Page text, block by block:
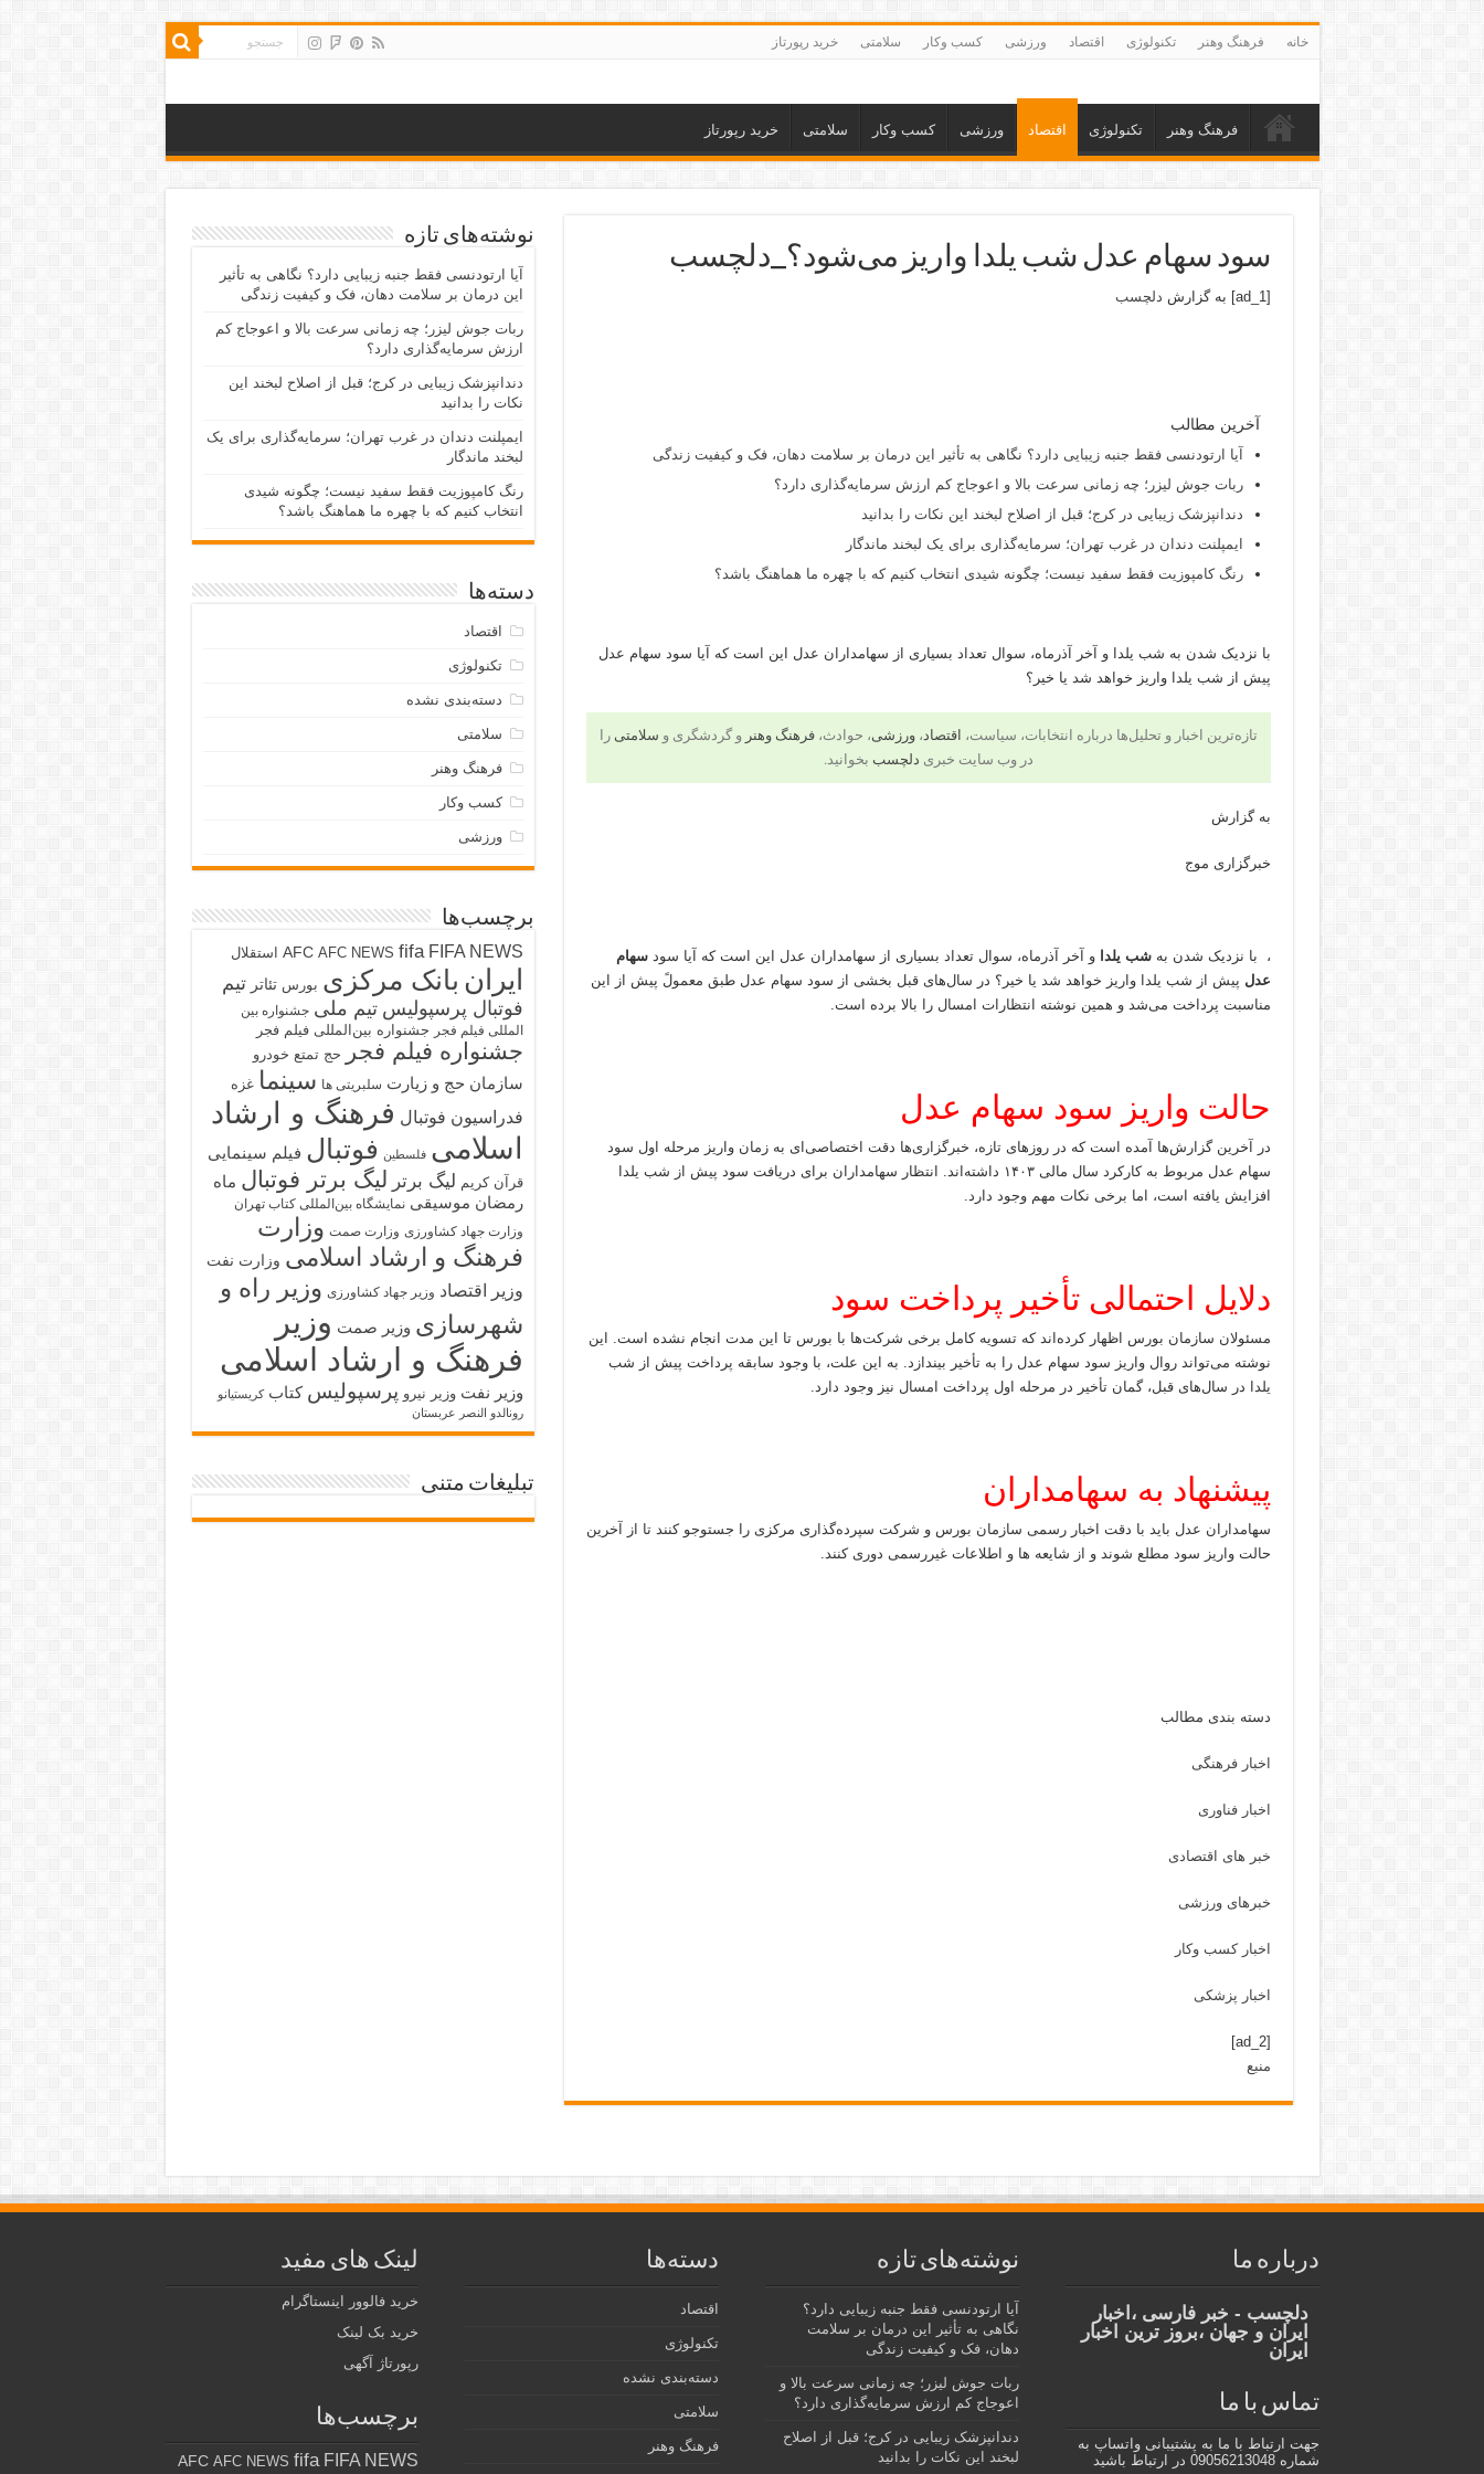
خانه فرهنگ وهنر تکنولوژی اقتصاد ورزشی کسب وکار سلامتی خرید رپورتاز
فرهنگ وهنر تکنولوژی اقتصاد ورزشی کسب وکار سلامتی خرید رپورتاز
سود سهام عدل شب یلدا واریز می‌شود؟_دلچسب
[ad_1] به گزارش دلچسب
آخرین مطالب
آیا ارتودنسی فقط جنبه زیبایی دارد؟ نگاهی به تأثیر این درمان بر سلامت دهان، فک و کیفیت زندگی
ربات جوش لیزر؛ چه زمانی سرعت بالا و اعوجاج کم ارزش سرمایه‌گذاری دارد؟
دندانپزشک زیبایی در کرج؛ قبل از اصلاح لبخند این نکات را بدانید
ایمپلنت دندان در غرب تهران؛ سرمایه‌گذاری برای یک لبخند ماندگار
رنگ کامپوزیت فقط سفید نیست؛ چگونه شیدی انتخاب کنیم که با چهره ما هماهنگ باشد؟
با نزدیک شدن به شب یلدا و آخر آذرماه، سوال تعداد بسیاری از سهامداران عدل این است که آیا سود سهام عدل
پیش از شب یلدا واریز خواهد شد یا خیر؟
تازه‌ترین اخبار و تحلیل‌ها درباره انتخابات، سیاست، اقتصاد،ورزشی، حوادث،فرهنگ وهنر و گردشگری و سلامتی را
در وب سایت خبری دلچسب بخوانید.
به گزارش
خبرگزاری موج
، با نزدیک شدن بهشب یلدا و آخر آذرماه، سوال تعداد بسیاری از سهامداران عدل این است که آیا سودسهام
عدل پیش از شب یلدا واریز خواهد شد یا خیر؟ در سال‌های قبل بخشی از سود سهام عدل طبق معمولً پیش از این
مناسبت پرداخت می‌شد و همین نوشته انتظارات امسال را بالا برده است.
حالت واریز سود سهام عدل
در آخرین گزارش‌ها آمده است که در روزهای تازه، خبرگزاری‌ها دقت اختصاصی‌ای به زمان واریز مرحله اول سود
سهام عدل مربوط به کارکرد سال مالی ۱۴۰۳ داشته‌اند. انتظار سهامداران برای دریافت سود پیش از شب یلدا
افزایش یافته است، اما برخی نکات مهم وجود دارد.
دلایل احتمالی تأخیر پرداخت سود
مسئولان سازمان بورس اظهار کرده‌اند که تسویه کامل برخی شرکت‌ها با بورس تا این مدت انجام نشده است. این
نوشته می‌تواند روال واریز سود سهام عدل را به تأخیر بیندازد. به این علت، با وجود سابقه پرداخت پیش از شب
یلدا در سال‌های قبل، گمان تأخیر در مرحله اول پرداخت امسال نیز وجود دارد.
پیشنهاد به سهامداران
سهامداران عدل باید با دقت اخبار رسمی سازمان بورس و شرکت سپرده‌گذاری مرکزی را جستوجو کنند تا از آخرین
حالت واریز سود مطلع شوند و از شایعه ها و اطلاعات غیررسمی دوری کنند.
دسته بندی مطالب
اخبار فرهنگی
اخبار فناوری
خبر های اقتصادی
خبرهای ورزشی
اخبار کسب وکار
اخبار پزشکی
[ad_2]
منبع
نوشته‌های تازه
آیا ارتودنسی فقط جنبه زیبایی دارد؟ نگاهی به تأثیر
این درمان بر سلامت دهان، فک و کیفیت زندگی
ربات جوش لیزر؛ چه زمانی سرعت بالا و اعوجاج کم
ارزش سرمایه‌گذاری دارد؟
دندانپزشک زیبایی در کرج؛ قبل از اصلاح لبخند این
نکات را بدانید
ایمپلنت دندان در غرب تهران؛ سرمایه‌گذاری برای یک
لبخند ماندگار
رنگ کامپوزیت فقط سفید نیست؛ چگونه شیدی
انتخاب کنیم که با چهره ما هماهنگ باشد؟
دسته‌ها
اقتصاد
تکنولوژی
دسته‌بندی نشده
سلامتی
فرهنگ وهنر
کسب وکار
ورزشی
برچسب‌ها
AFC AFC NEWS fifa FIFA NEWS استقلال
ایران بانک مرکزی بورس تئاتر تیم
فوتبال پرسپولیس تیم ملی جشنواره بین
المللی فیلم فجر جشنواره بین‌المللی فیلم فجر
جشنواره فیلم فجر حج تمتع خودرو
سازمان حج و زیارت سلبریتی ها سینما غزه
فدراسیون فوتبال فرهنگ و ارشاد
اسلامی فلسطین فوتبال فیلم سینمایی
قرآن کریم لیگ برتر لیگ برتر فوتبال ماه
رمضان موسیقی نمایشگاه بین‌المللی کتاب تهران
وزارت جهاد کشاورزی وزارت صمت وزارت
فرهنگ و ارشاد اسلامی وزارت نفت
وزیر اقتصاد وزیر جهاد کشاورزی وزیر راه و
شهرسازی وزیر صمت وزیر
فرهنگ و ارشاد اسلامی
وزیر نفت وزیر نیرو پرسپولیس کتاب کریستیانو
رونالدو النصر عربستان
تبلیغات متنی
درباره ما
دلچسب - خبر فارسی ،اخبار
ایران و جهان ،بروز ترین اخبار
ایران
تماس با ما
جهت ارتباط با ما به پشتیبانی واتساپ به
شماره 09056213048 در ارتباط باشید
نوشته‌های تازه
آیا ارتودنسی فقط جنبه زیبایی دارد؟
نگاهی به تأثیر این درمان بر سلامت
دهان، فک و کیفیت زندگی
ربات جوش لیزر؛ چه زمانی سرعت بالا و
اعوجاج کم ارزش سرمایه‌گذاری دارد؟
دندانپزشک زیبایی در کرج؛ قبل از اصلاح
لبخند این نکات را بدانید
دسته‌ها
اقتصاد
تکنولوژی
دسته‌بندی نشده
سلامتی
فرهنگ وهنر
لینک های مفید
خرید فالوور اینستاگرام
خرید بک لینک
رپورتاژ آگهی
برچسب‌ها
AFC AFC NEWS fifa FIFA NEWS